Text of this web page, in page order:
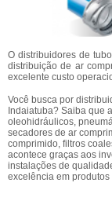
O distribuidores de
distribuição de ar
excelente custo
Você busca por
Indaiatuba? Saiba que
oleohidráulicos,
secadores de ar
comprimido, filtros
acontece graças aos
instalações de
excelência em produtos